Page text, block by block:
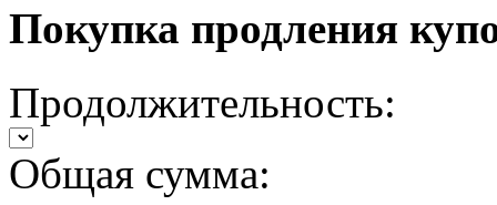
Покупка продления
Продолжительность:
Общая сумма: